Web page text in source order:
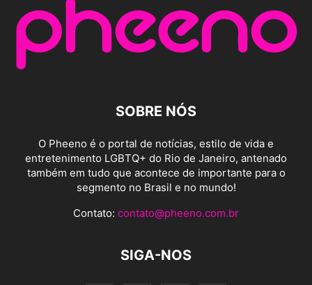
SOBRE NÓS
O Pheeno é o portal de notícias, estilo de vida e
entretenimento LGBTQ+ do Rio de Janeiro, antenado
também em tudo que acontece de importante para o
segmento no Brasil e no mundo!
Contato: contato@pheeno.com.br
SIGA-NOS